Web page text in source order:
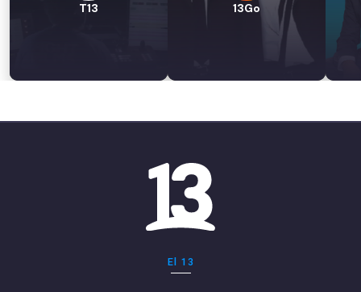
T13 13Go
El 13